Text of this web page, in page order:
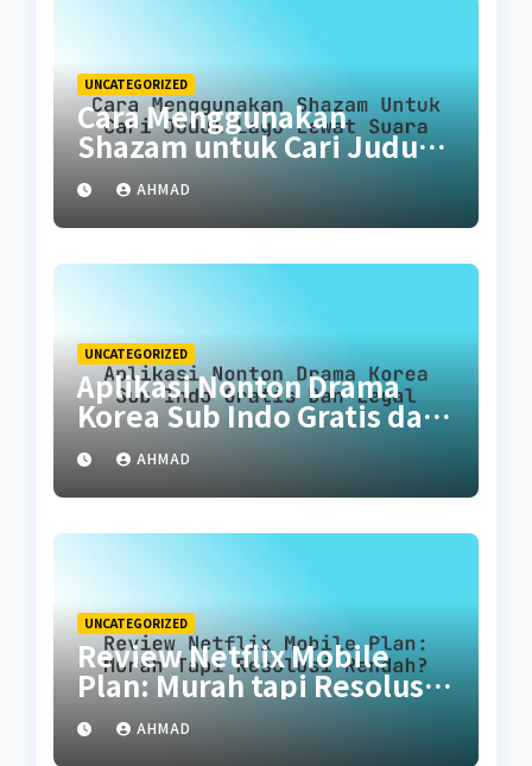
UNCATEGORIZED
Cara Menggunakan
Shazam untuk Cari Judul
Lagu Lewat Suara
AHMAD
UNCATEGORIZED
Aplikasi Nonton Drama
Korea Sub Indo Gratis dan
LegalAHMAD
UNCATEGORIZED
Review Netflix Mobile
Plan: Murah tapi Resolusi
Rendah?
AHMAD